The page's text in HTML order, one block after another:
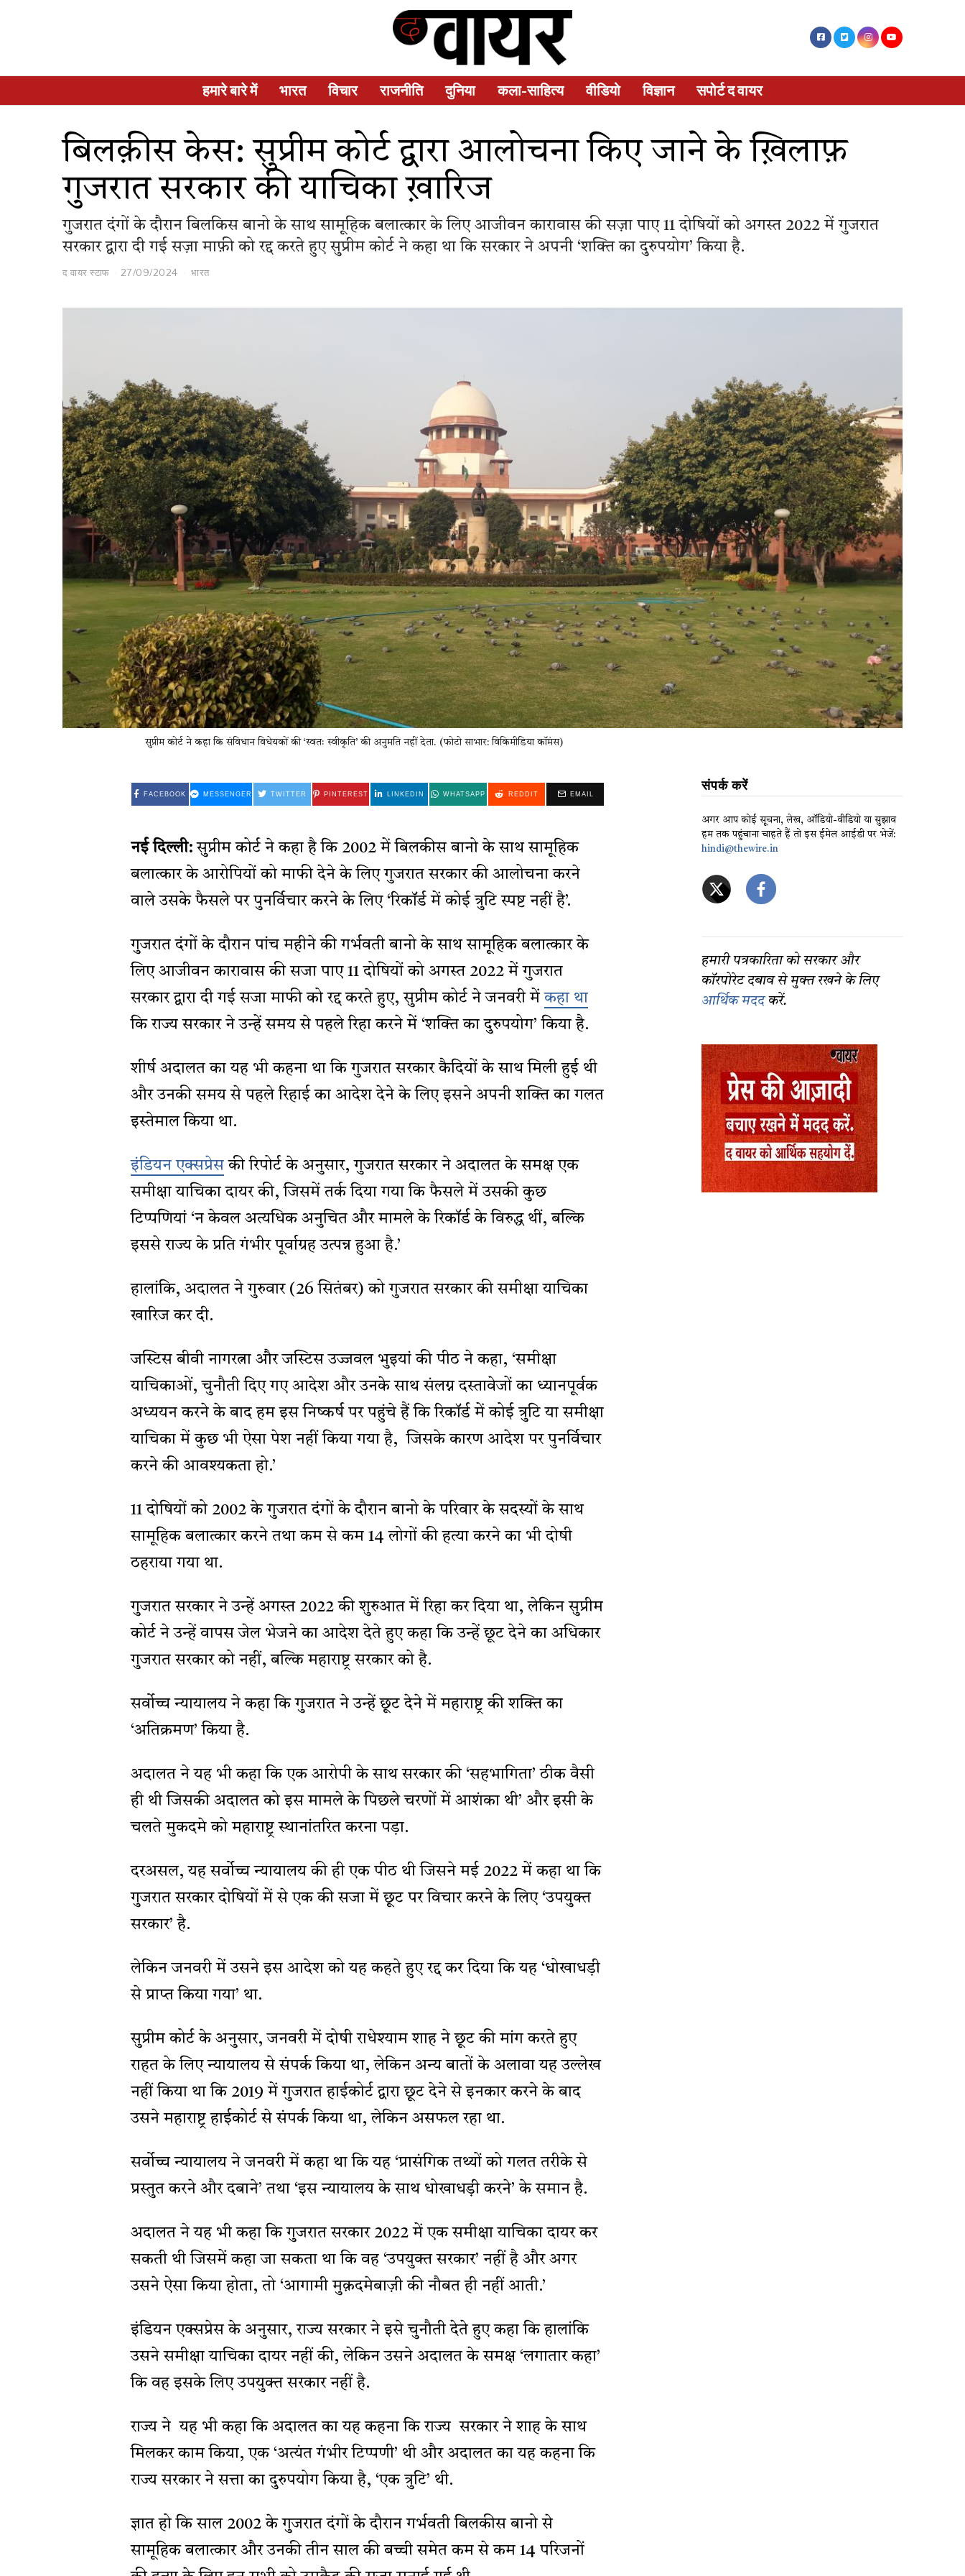
हमारे बारे में भारत विचार राजनीति दुनिया कला-साहित्य वीडियो विज्ञान सपोर्ट द वायर
बिलक़ीस केस: सुप्रीम कोर्ट द्वारा आलोचना किए जाने के ख़िलाफ़
गुजरात सरकार की याचिका ख़ारिज
गुजरात दंगों के दौरान बिलकिस बानो के साथ सामूहिक बलात्कार के लिए आजीवन कारावास की सज़ा पाए 11 दोषियों को अगस्त 2022 में गुजरात
सरकार द्वारा दी गई सज़ा माफ़ी को रद्द करते हुए सुप्रीम कोर्ट ने कहा था कि सरकार ने अपनी ‘शक्ति का दुरुपयोग’ किया है.
द वायर स्टाफ 27/09/2024 भारत
सुप्रीम कोर्ट ने कहा कि संविधान विधेयकों की ‘स्वतः स्वीकृति’ की अनुमति नहीं देता. (फोटो साभार: विकिमीडिया कॉमंस)
FACEBOOK MESSENGER TWITTER PINTEREST LINKEDIN WHATSAPP REDDIT EMAIL
नई दिल्ली: सुप्रीम कोर्ट ने कहा है कि 2002 में बिलकीस बानो के साथ सामूहिक
बलात्कार के आरोपियों को माफी देने के लिए गुजरात सरकार की आलोचना करने
वाले उसके फैसले पर पुनर्विचार करने के लिए ‘रिकॉर्ड में कोई त्रुटि स्पष्ट नहीं है’.
गुजरात दंगों के दौरान पांच महीने की गर्भवती बानो के साथ सामूहिक बलात्कार के
लिए आजीवन कारावास की सजा पाए 11 दोषियों को अगस्त 2022 में गुजरात
सरकार द्वारा दी गई सजा माफी को रद्द करते हुए, सुप्रीम कोर्ट ने जनवरी मेंकहा था
कि राज्य सरकार ने उन्हें समय से पहले रिहा करने में ‘शक्ति का दुरुपयोग’ किया है.
शीर्ष अदालत का यह भी कहना था कि गुजरात सरकार कैदियों के साथ मिली हुई थी
और उनकी समय से पहले रिहाई का आदेश देने के लिए इसने अपनी शक्ति का गलत
इस्तेमाल किया था.
इंडियन एक्सप्रेसकी रिपोर्ट के अनुसार, गुजरात सरकार ने अदालत के समक्ष एक
समीक्षा याचिका दायर की, जिसमें तर्क दिया गया कि फैसले में उसकी कुछ
टिप्पणियां ‘न केवल अत्यधिक अनुचित और मामले के रिकॉर्ड के विरुद्ध थीं, बल्कि
इससे राज्य के प्रति गंभीर पूर्वाग्रह उत्पन्न हुआ है.’
हालांकि, अदालत ने गुरुवार (26 सितंबर) को गुजरात सरकार की समीक्षा याचिका
खारिज कर दी.
जस्टिस बीवी नागरत्ना और जस्टिस उज्जवल भुइयां की पीठ ने कहा, ‘समीक्षा
याचिकाओं, चुनौती दिए गए आदेश और उनके साथ संलग्न दस्तावेजों का ध्यानपूर्वक
अध्ययन करने के बाद हम इस निष्कर्ष पर पहुंचे हैं कि रिकॉर्ड में कोई त्रुटि या समीक्षा
याचिका में कुछ भी ऐसा पेश नहीं किया गया है, जिसके कारण आदेश पर पुनर्विचार
करने की आवश्यकता हो.’
11 दोषियों को 2002 के गुजरात दंगों के दौरान बानो के परिवार के सदस्यों के साथ
सामूहिक बलात्कार करने तथा कम से कम 14 लोगों की हत्या करने का भी दोषी
ठहराया गया था.
गुजरात सरकार ने उन्हें अगस्त 2022 की शुरुआत में रिहा कर दिया था, लेकिन सुप्रीम
कोर्ट ने उन्हें वापस जेल भेजने का आदेश देते हुए कहा कि उन्हें छूट देने का अधिकार
गुजरात सरकार को नहीं, बल्कि महाराष्ट्र सरकार को है.
सर्वोच्च न्यायालय ने कहा कि गुजरात ने उन्हें छूट देने में महाराष्ट्र की शक्ति का
‘अतिक्रमण’ किया है.
अदालत ने यह भी कहा कि एक आरोपी के साथ सरकार की ‘सहभागिता’ ठीक वैसी
ही थी जिसकी अदालत को इस मामले के पिछले चरणों में आशंका थी’ और इसी के
चलते मुकदमे को महाराष्ट्र स्थानांतरित करना पड़ा.
दरअसल, यह सर्वोच्च न्यायालय की ही एक पीठ थी जिसने मई 2022 में कहा था कि
गुजरात सरकार दोषियों में से एक की सजा में छूट पर विचार करने के लिए ‘उपयुक्त
सरकार’ है.
लेकिन जनवरी में उसने इस आदेश को यह कहते हुए रद्द कर दिया कि यह ‘धोखाधड़ी
से प्राप्त किया गया’ था.
सुप्रीम कोर्ट के अनुसार, जनवरी में दोषी राधेश्याम शाह ने छूट की मांग करते हुए
राहत के लिए न्यायालय से संपर्क किया था, लेकिन अन्य बातों के अलावा यह उल्लेख
नहीं किया था कि 2019 में गुजरात हाईकोर्ट द्वारा छूट देने से इनकार करने के बाद
उसने महाराष्ट्र हाईकोर्ट से संपर्क किया था, लेकिन असफल रहा था.
सर्वोच्च न्यायालय ने जनवरी में कहा था कि यह ‘प्रासंगिक तथ्यों को गलत तरीके से
प्रस्तुत करने और दबाने’ तथा ‘इस न्यायालय के साथ धोखाधड़ी करने’ के समान है.
अदालत ने यह भी कहा कि गुजरात सरकार 2022 में एक समीक्षा याचिका दायर कर
सकती थी जिसमें कहा जा सकता था कि वह ‘उपयुक्त सरकार’ नहीं है और अगर
उसने ऐसा किया होता, तो ‘आगामी मुक़दमेबाज़ी की नौबत ही नहीं आती.’
इंडियन एक्सप्रेस के अनुसार, राज्य सरकार ने इसे चुनौती देते हुए कहा कि हालांकि
उसने समीक्षा याचिका दायर नहीं की, लेकिन उसने अदालत के समक्ष ‘लगातार कहा’
कि वह इसके लिए उपयुक्त सरकार नहीं है.
राज्य ने यह भी कहा कि अदालत का यह कहना कि राज्य सरकार ने शाह के साथ
मिलकर काम किया, एक ‘अत्यंत गंभीर टिप्पणी’ थी और अदालत का यह कहना कि
राज्य सरकार ने सत्ता का दुरुपयोग किया है, ‘एक त्रुटि’ थी.
ज्ञात हो कि साल 2002 के गुजरात दंगों के दौरान गर्भवती बिलकीस बानो से
सामूहिक बलात्कार और उनकी तीन साल की बच्ची समेत कम से कम 14 परिजनों
संपर्क करें
अगर आप कोई सूचना, लेख, ऑडियो-वीडियो या सुझाव
हम तक पहुंचाना चाहते हैं तो इस ईमेल आईडी पर भेजें:
hindi@thewire.in
हमारी पत्रकारिता को सरकार और
कॉरपोरेट दबाव से मुक्त रखने के लिए
आर्थिक मददकरें.